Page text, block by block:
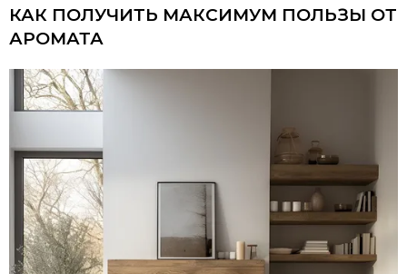
КАК ПОЛУЧИТЬ МАКСИМУМ ПОЛЬЗЫ ОТ
АРОМАТА